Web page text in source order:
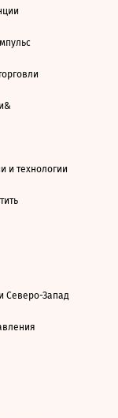
и технологии
Северо-Запад